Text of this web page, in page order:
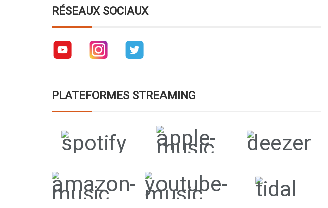
RÉSEAUX SOCIAUX
PLATEFORMES STREAMING